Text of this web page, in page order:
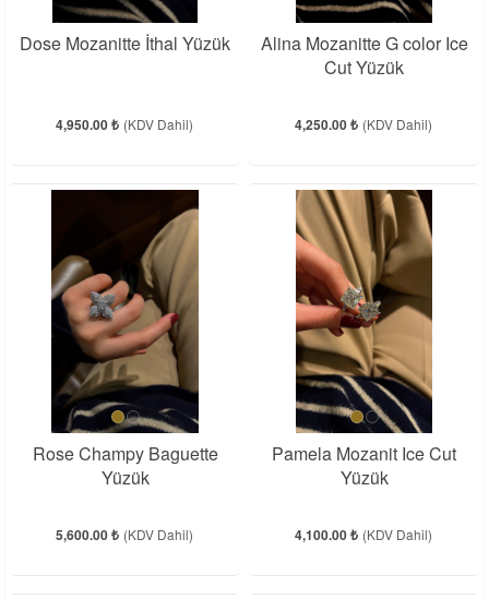
Dose Mozanitte İthal Yüzük
4,950.00 ₺ (KDV Dahil)
Alina Mozanitte G color Ice
Cut Yüzük
4,250.00 ₺ (KDV Dahil)
Rose Champy Baguette
Yüzük
5,600.00 ₺ (KDV Dahil)
Pamela Mozanit Ice Cut
Yüzük
4,100.00 ₺ (KDV Dahil)